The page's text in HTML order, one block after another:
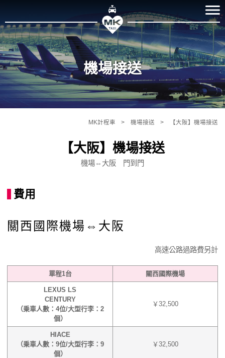
機場接送
MK計程車 機場接送 【大阪】機場接送
【大阪】機場接送
機場⇔大阪 門到門
費用
關西國際機場⇔大阪
高速公路過路費另計
單程1台 關西國際機場
LEXUS LS
CENTURY
（乗車人數：4位/大型行李：2
個）
￥32,500
HIACE
（乗車人數：9位/大型行李：9
個）
￥32,500